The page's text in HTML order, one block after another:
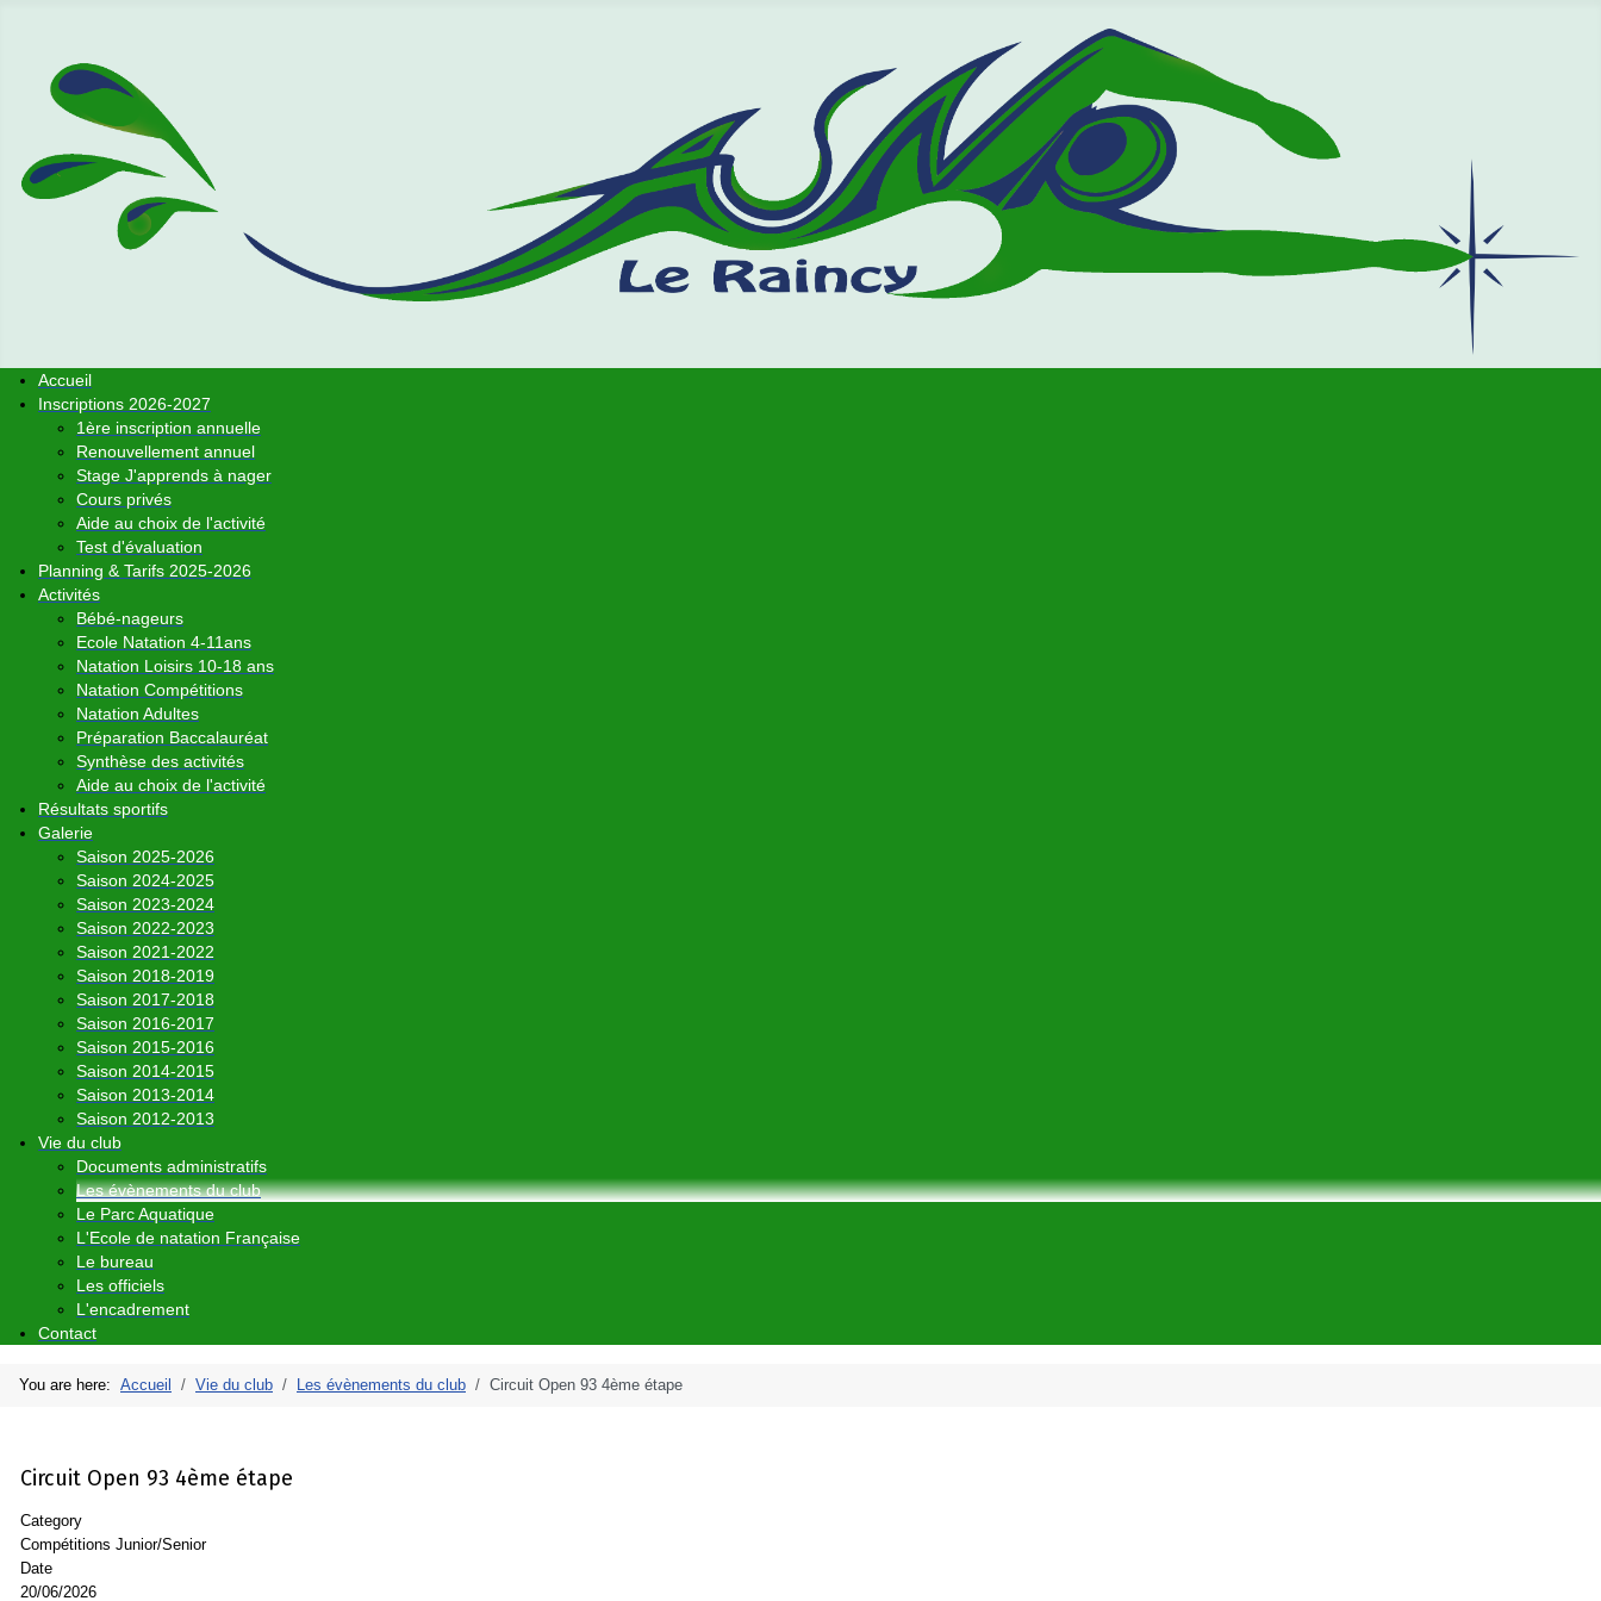
Accueil
Inscriptions 2026-2027
1ère inscription annuelle
Renouvellement annuel
Stage J'apprends à nager
Cours privés
Aide au choix de l'activité
Test d'évaluation
Planning & Tarifs 2025-2026
Activités
Bébé-nageurs
Ecole Natation 4-11ans
Natation Loisirs 10-18 ans
Natation Compétitions
Natation Adultes
Préparation Baccalauréat
Synthèse des activités
Aide au choix de l'activité
Résultats sportifs
Galerie
Saison 2025-2026
Saison 2024-2025
Saison 2023-2024
Saison 2022-2023
Saison 2021-2022
Saison 2018-2019
Saison 2017-2018
Saison 2016-2017
Saison 2015-2016
Saison 2014-2015
Saison 2013-2014
Saison 2012-2013
Vie du club
Documents administratifs
Les évènements du club
Le Parc Aquatique
L'Ecole de natation Française
Le bureau
Les officiels
L'encadrement
Contact
You are here: Accueil Vie du club Les évènements du club Circuit Open 93 4ème étape
Circuit Open 93 4ème étape
Category
Compétitions Junior/Senior
Date
20/06/2026